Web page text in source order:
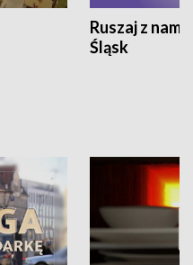
Ruszaj z
Śląsk